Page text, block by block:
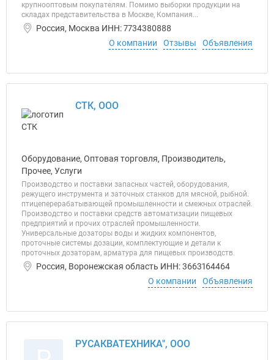
крупнооптовым покупателям. Помимо выборки продукции на
складах представительства в Москве, Компания...
Россия, Москва ИНН: 7734380888
О компании
Отзывы Объявления
СТК, ООО
Оборудование, Оптовая торговля, Производитель,
Прочее, Услуги
Производство и поставки запасных частей, оборудования,
режущего инструмента и заточных станков для мясной, рыбной.
птицеперерабатывающей промышленности и смежных отраслей.
Производство и поставки средств автоматизации пищевых
предприятий и прочих отраслей промышленности.
Универсальные дозаторы воды и жидких компонентов,
проточные системы дозации, комплектующие и детали к
проточных дозаторам, арматура для пищевых производств.
Россия, Воронежская область ИНН: 3663164464
О компании
Объявления
РУСАКВАТЕХНИКА", ООО